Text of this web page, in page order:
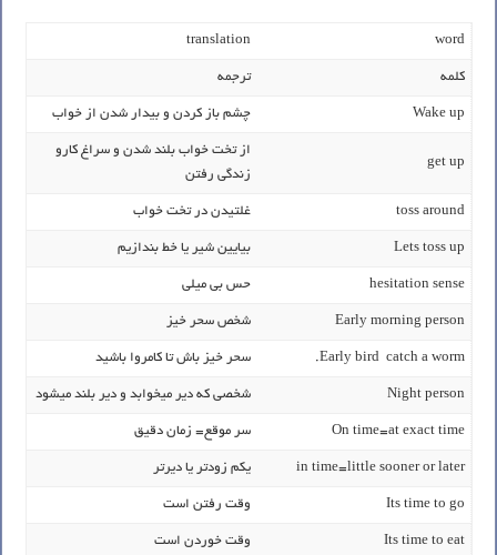
word
translation
کلمه ترجمه
Wake up چشم باز کردن و بیدار شدن از خواب
get up
از تخت خواب بلند شدن و سراغ کارو
زندگی رفتن
toss around غلتیدن در تخت خواب
Lets toss up بیایین شیر یا خط بندازیم
hesitation sense حس بی میلی
Early morning person شخص سحر خیز
Early bird catch a worm. سحر خیز باش تا کامروا باشید
Night person شخصی که دیر میخوابد و دیر بلند میشود
On time=at exact time سر موقع= زمان دقیق
in time=little sooner or later یکم زودتر یا دیرتر
Its time to go وقت رفتن است
Its time to eat وقت خوردن است